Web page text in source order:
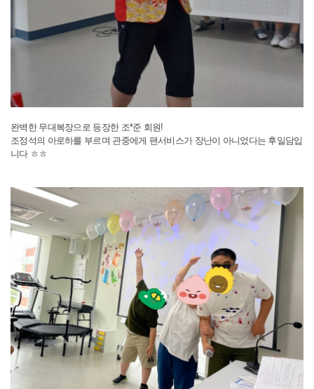
완벽한 무대복장으로 등장한 조*준 회원!
조정석의 아로하를 부르며 관중에게 팬서비스가 장난이 아니었다는 후일담입
니다 ㅎㅎ